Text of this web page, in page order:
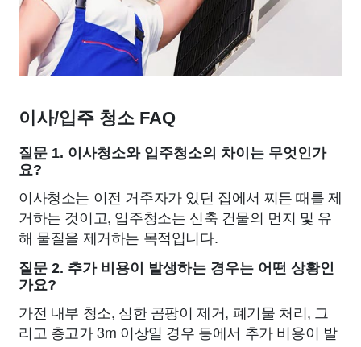
이사/입주 청소 FAQ
질문 1. 이사청소와 입주청소의 차이는 무엇인가
요?
이사청소는 이전 거주자가 있던 집에서 찌든 때를 제
거하는 것이고, 입주청소는 신축 건물의 먼지 및 유
해 물질을 제거하는 목적입니다.
질문 2. 추가 비용이 발생하는 경우는 어떤 상황인
가요?
가전 내부 청소, 심한 곰팡이 제거, 폐기물 처리, 그
리고 층고가 3m 이상일 경우 등에서 추가 비용이 발